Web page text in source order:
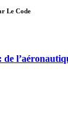
Le Code